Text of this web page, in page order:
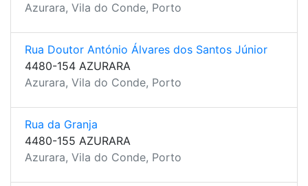
Azurara, Vila do Conde, Porto
Rua Doutor António Álvares dos Santos Júnior
4480-154 AZURARA
Azurara, Vila do Conde, Porto
Rua da Granja
4480-155 AZURARA
Azurara, Vila do Conde, Porto